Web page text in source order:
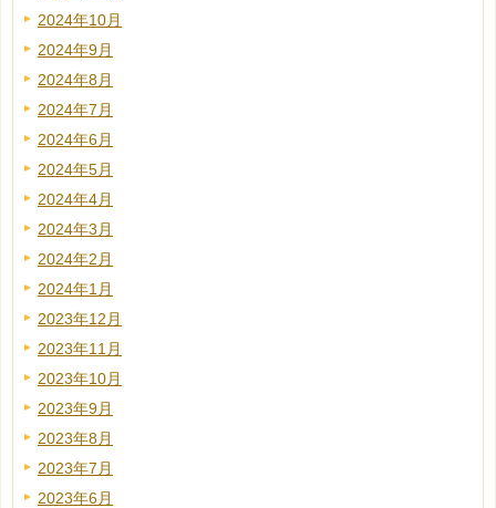
2024年10月
2024年9月
2024年8月
2024年7月
2024年6月
2024年5月
2024年4月
2024年3月
2024年2月
2024年1月
2023年12月
2023年11月
2023年10月
2023年9月
2023年8月
2023年7月
2023年6月